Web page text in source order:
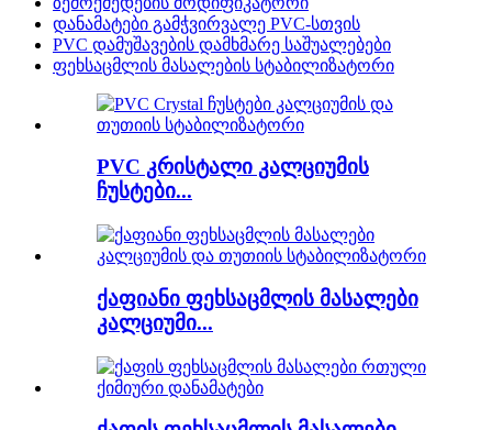
დანამატები გამჭვირვალე PVC-სთვის
PVC დამუშავების დამხმარე საშუალებები
ფეხსაცმლის მასალების სტაბილიზატორი
PVC კრისტალი კალციუმის
ჩუსტები...
ქაფიანი ფეხსაცმლის მასალები
კალციუმი...